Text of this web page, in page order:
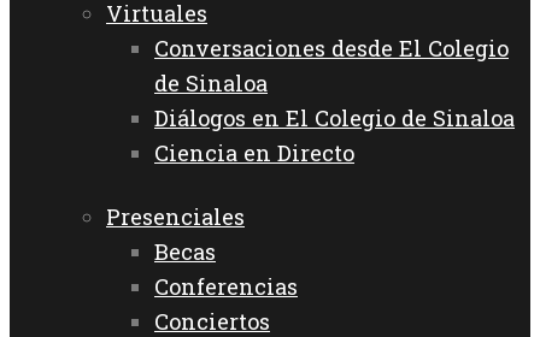
Virtuales
Conversaciones desde El Colegio
de Sinaloa
Diálogos en El Colegio de Sinaloa
Ciencia en Directo
Presenciales
Becas
Conferencias
Conciertos